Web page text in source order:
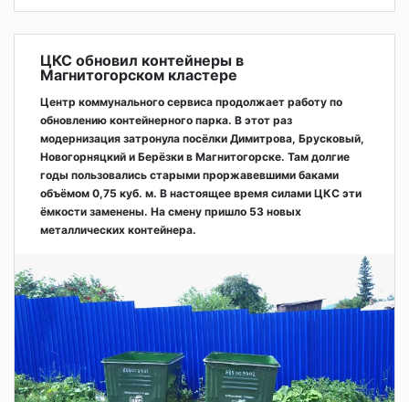
ЦКС обновил контейнеры в
Магнитогорском кластере
Центр коммунального сервиса продолжает работу по
обновлению контейнерного парка. В этот раз
модернизация затронула посёлки Димитрова, Брусковый,
Новогорняцкий и Берёзки в Магнитогорске. Там долгие
годы пользовались старыми проржавевшими баками
объёмом 0,75 куб. м. В настоящее время силами ЦКС эти
ёмкости заменены. На смену пришло 53 новых
металлических контейнера.